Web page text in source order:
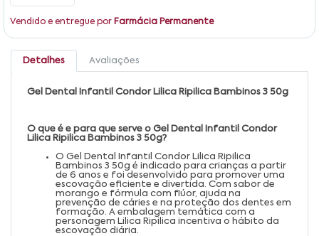
Vendido e entregue por Farmácia Permanente
Detalhes Avaliações
Gel Dental Infantil Condor Lilica Ripilica Bambinos 3 50g
O que é e para que serve o Gel Dental Infantil Condor
Lilica Ripilica Bambinos 3 50g?
O Gel Dental Infantil Condor Lilica Ripilica
Bambinos 3 50g é indicado para crianças a partir
de 6 anos e foi desenvolvido para promover uma
escovação eficiente e divertida. Com sabor de
morango e fórmula com flúor, ajuda na
prevenção de cáries e na proteção dos dentes em
formação. A embalagem temática com a
personagem Lilica Ripilica incentiva o hábito da
escovação diária.